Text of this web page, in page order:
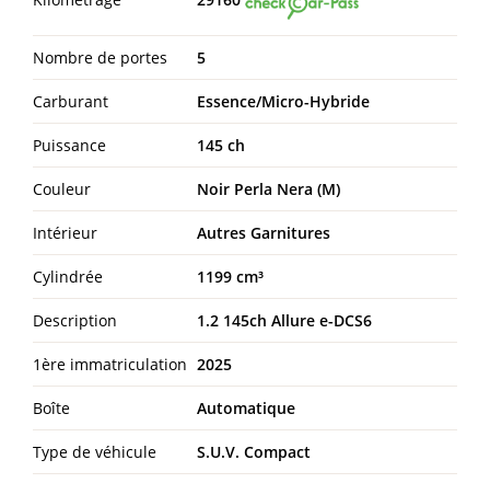
Nombre de portes 5
Carburant Essence/Micro-Hybride
Puissance 145 ch
Couleur Noir Perla Nera (M)
Intérieur Autres Garnitures
Cylindrée 1199 cm³
Description 1.2 145ch Allure e-DCS6
1ère immatriculation 2025
Boîte Automatique
Type de véhicule S.U.V. Compact